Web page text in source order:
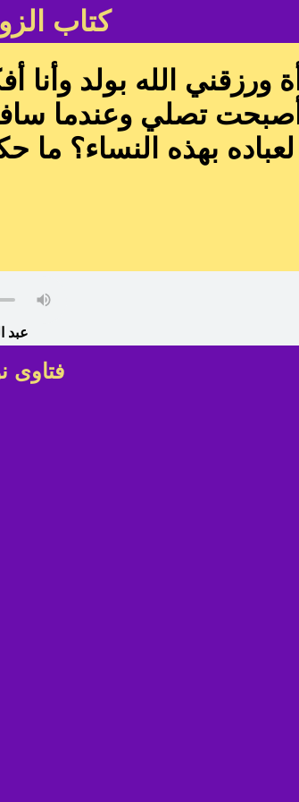
كتاب
ورزقني الله بولد وأنا
أصبحت تصلي وعندما
لعباده بهذه النساء؟
عبد
فتاوى